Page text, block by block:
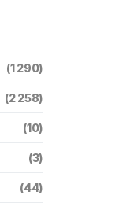
(1 290)
(2 258)
(10)
(3)
(44)